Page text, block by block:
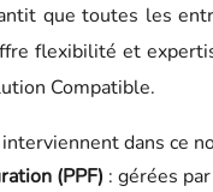
que toutes les
flexibilité et
Compatible.
dans ce
(PPF) : gérées